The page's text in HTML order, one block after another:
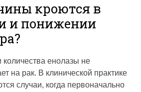
кроются в
и понижении
количества енолазы не
на рак. В клинической практике
случаи, когда первоначально